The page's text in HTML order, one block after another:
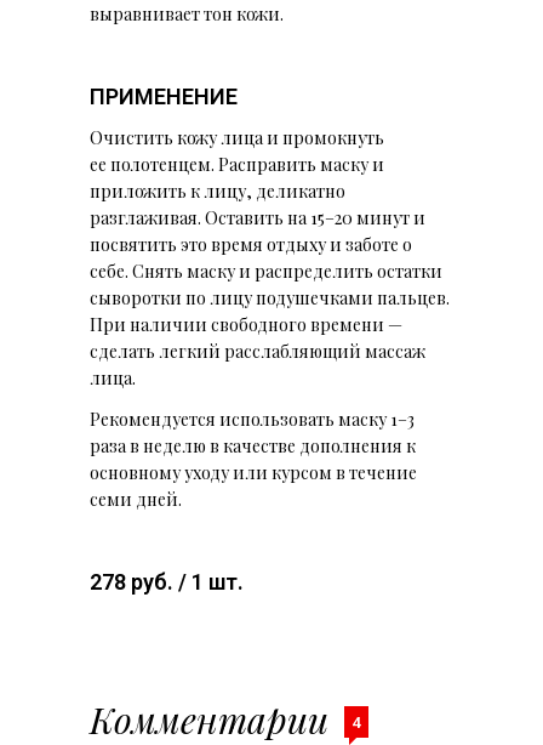
выравнивает тон кожи.
ПРИМЕНЕНИЕ
Очистить кожу лица и промокнуть
ее полотенцем. Расправить маску и
приложить к лицу, деликатно
разглаживая. Оставить на 15–20 минут и
посвятить это время отдыху и заботе о
себе. Снять маску и распределить остатки
сыворотки по лицу подушечками пальцев.
При наличии свободного времени —
сделать легкий расслабляющий массаж
лица.
Рекомендуется использовать маску 1–3
раза в неделю в качестве дополнения к
основному уходу или курсом в течение
семи дней.
278 руб. / 1 шт.
Комментарии 4